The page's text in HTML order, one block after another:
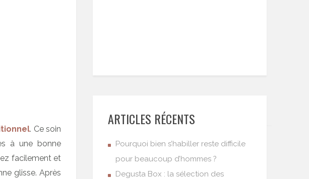
. Ce soin
à une bonne
facilement et
glisse. Après
ARTICLES RÉCENTS
Pourquoi bien s’habiller reste difficile
pour beaucoup d’hommes ?
Degusta Box : la sélection des